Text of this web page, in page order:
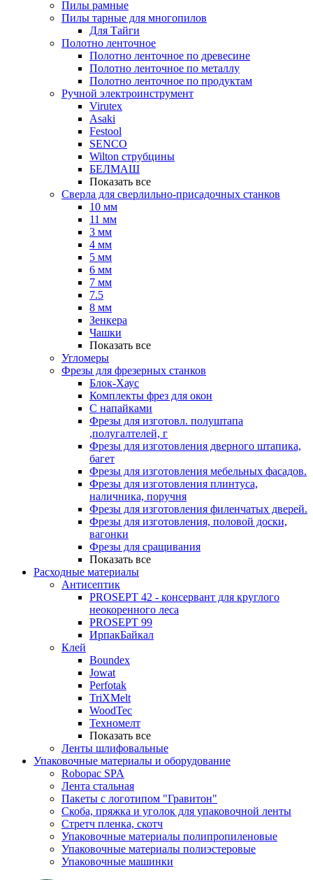
Пилы рамные
Пилы тарные для многопилов
Для Тайги
Полотно ленточное
Полотно ленточное по древесине
Полотно ленточное по металлу
Полотно ленточное по продуктам
Ручной электроинструмент
Virutex
Asaki
Festool
SENCO
Wilton струбцины
БЕЛМАШ
Показать все
Сверла для сверлильно-присадочных станков
10 мм
11 мм
3 мм
4 мм
5 мм
6 мм
7 мм
7.5
8 мм
Зенкера
Чашки
Показать все
Угломеры
Фрезы для фрезерных станков
Блок-Хаус
Комплекты фрез для окон
С напайками
Фрезы для изготовл. полуштапа
,полугалтелей, г
Фрезы для изготовления дверного штапика,
багет
Фрезы для изготовления мебельных фасадов.
Фрезы для изготовления плинтуса,
наличника, поручня
Фрезы для изготовления филенчатых дверей.
Фрезы для изготовления, половой доски,
вагонки
Фрезы для сращивания
Показать все
Расходные материалы
Антисептик
PROSEPT 42 - консервант для круглого
неокоренного леса
PROSEPT 99
ИрпакБайкал
Клей
Boundex
Jowat
Perfotak
TriXMelt
WoodTec
Техномелт
Показать все
Ленты шлифовальные
Упаковочные материалы и оборудование
Robopac SPA
Лента стальная
Пакеты с логотипом "Гравитон"
Скоба, пряжка и уголок для упаковочной ленты
Стретч пленка, скотч
Упаковочные материалы полипропиленовые
Упаковочные материалы полиэстеровые
Упаковочные машинки